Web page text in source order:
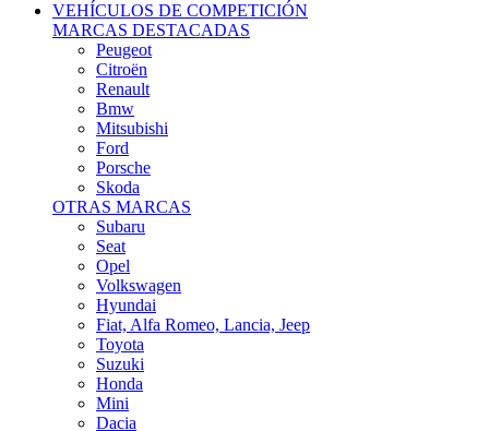
VEHÍCULOS DE COMPETICIÓN
MARCAS DESTACADAS
Peugeot
Citroën
Renault
Bmw
Mitsubishi
Ford
Porsche
Skoda
OTRAS MARCAS
Subaru
Seat
Opel
Volkswagen
Hyundai
Fiat, Alfa Romeo, Lancia, Jeep
Toyota
Suzuki
Honda
Mini
Dacia